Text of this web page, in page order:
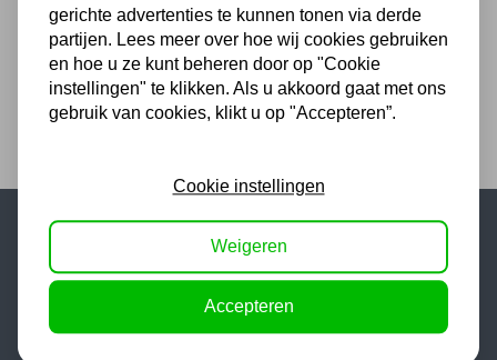
945,00 excl. BTW
Populaire categorieën
Lasapparaat
gerichte advertenties te kunnen tonen via derde
partijen. Lees meer over hoe wij cookies gebruiken
en hoe u ze kunt beheren door op "Cookie
instellingen" te klikken. Als u akkoord gaat met ons
gebruik van cookies, klikt u op "Accepteren”.
Cookie instellingen
Weigeren
Accepteren